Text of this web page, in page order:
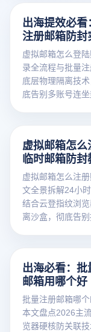
出海提效必
注册邮箱防封
虚拟邮箱怎么登
录全流程与批量
底层物理隔离技
底告别多账号连
虚拟邮箱怎
临时邮箱防封
虚拟邮箱怎么注
文全景拆解24小
结合云登指纹浏
离沙盒，彻底告
出海必看：
邮箱用哪个好
批量注册邮箱哪
本文盘点2026主
览器硬核防关联